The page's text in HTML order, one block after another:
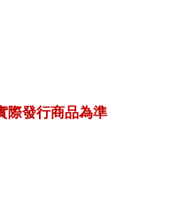
際發行商品為準